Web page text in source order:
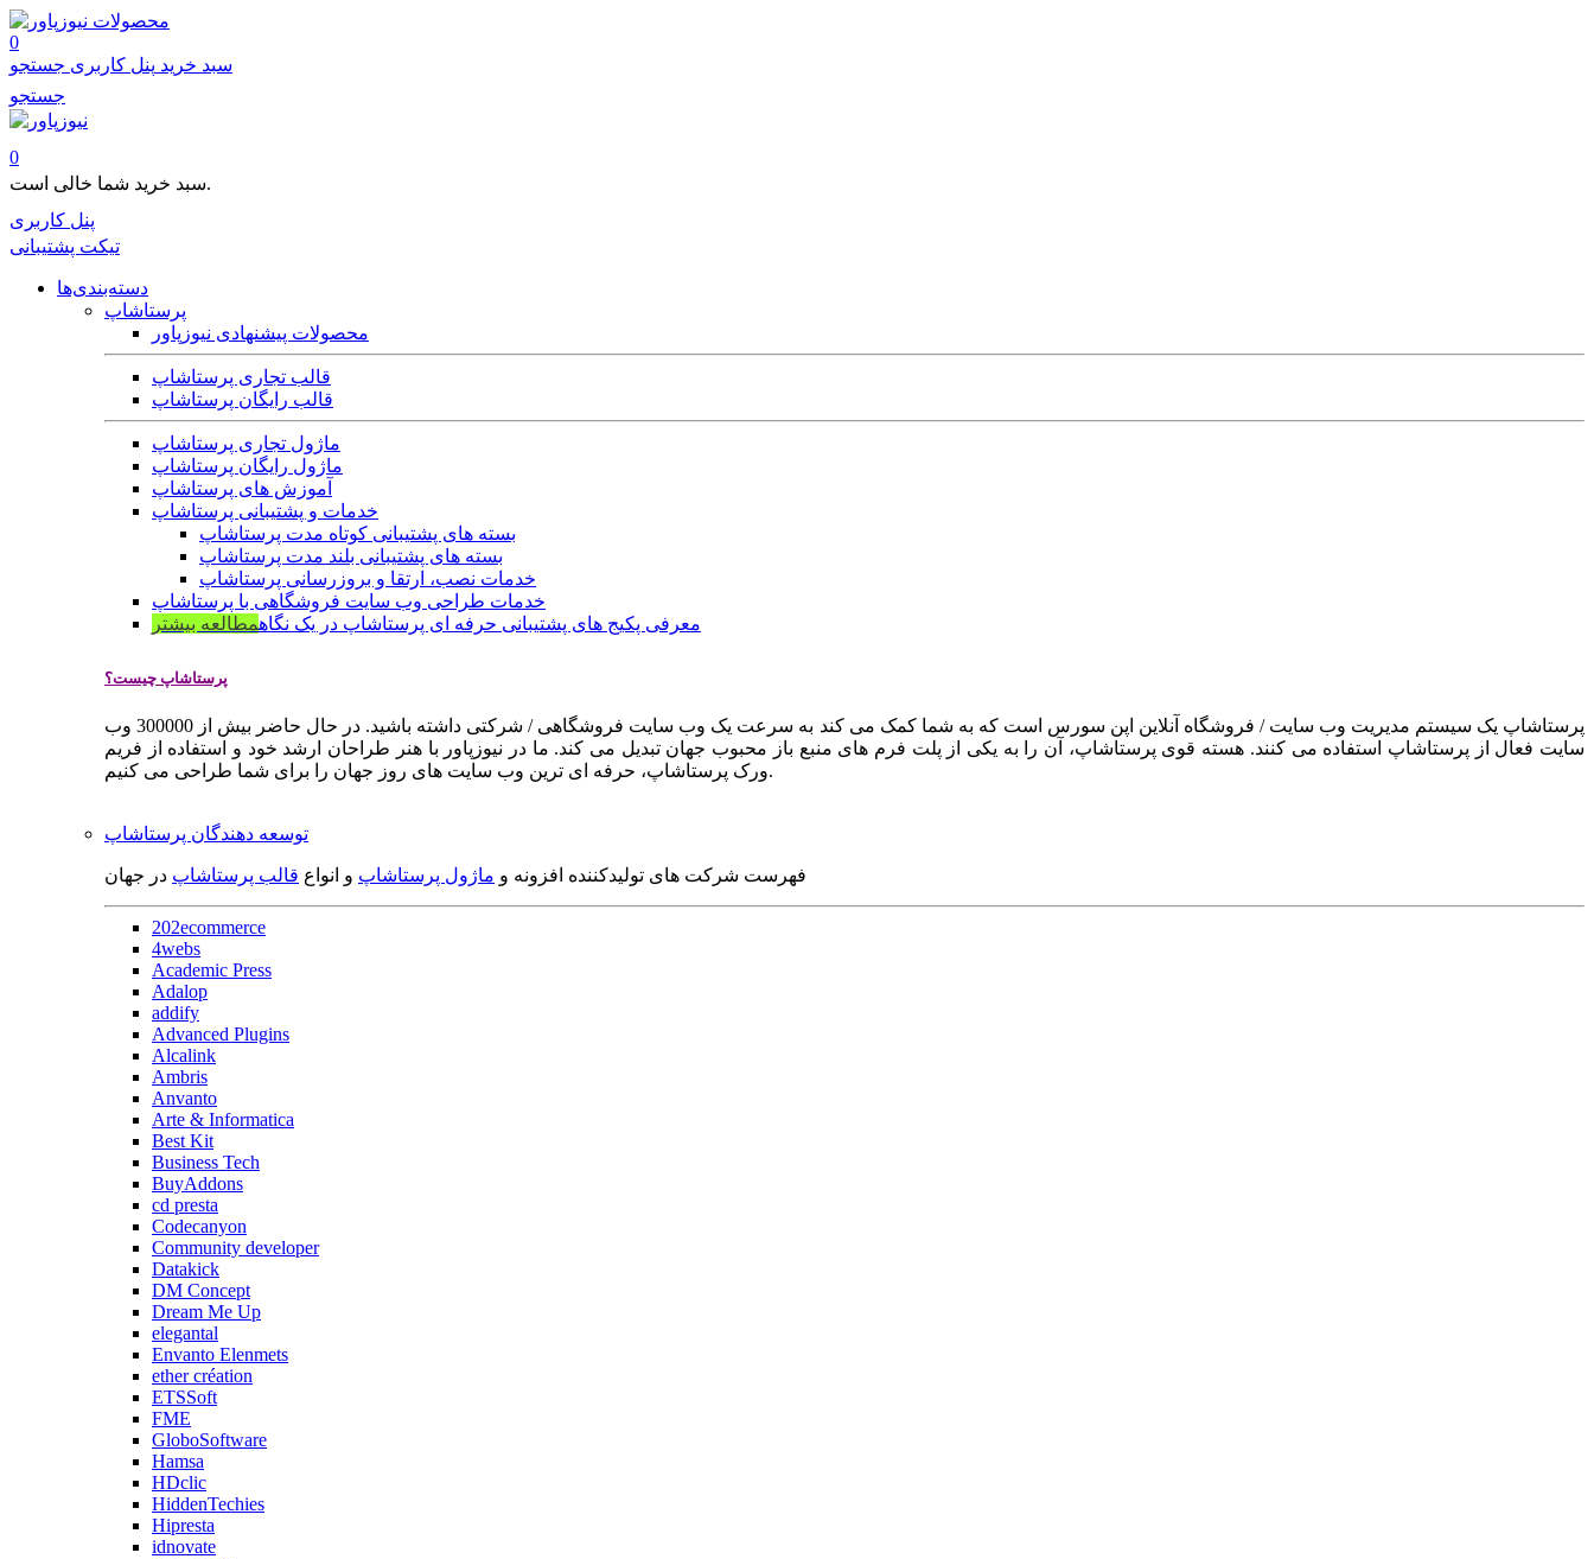
محصولات
0
سبد خرید پنل کاربری جستجو
جستجو
0
سبد خرید شما خالی است.
پنل کاربری
تیکت پشتیبانی
دسته‌بندی‌ها
پرستاشاپ
محصولات پیشنهادی نیوزپاور
قالب تجاری پرستاشاپ
قالب رایگان پرستاشاپ
ماژول تجاری پرستاشاپ
ماژول رایگان پرستاشاپ
آموزش های پرستاشاپ
خدمات و پشتیبانی پرستاشاپ
بسته های پشتیبانی کوتاه مدت پرستاشاپ
بسته های پشتیبانی بلند مدت پرستاشاپ
خدمات نصب، ارتقا و بروزرسانی پرستاشاپ
خدمات طراحی وب سایت فروشگاهی با پرستاشاپ
معرفی پکیج های پشتیبانی حرفه ای پرستاشاپ در یک نگاهمطالعه بیشتر
پرستاشاپ چیست؟
پرستاشاپ یک سیستم مدیریت وب سایت / فروشگاه آنلاین اپن سورس است که به شما کمک می کند به سرعت یک وب سایت فروشگاهی / شرکتی داشته باشید. در حال حاضر بیش از 300000 وب
سایت فعال از پرستاشاپ استفاده می کنند. هسته قوی پرستاشاپ، آن را به یکی از پلت فرم های منبع باز محبوب جهان تبدیل می کند. ما در نیوزپاور با هنر طراحان ارشد خود و استفاده از فریم
ورک پرستاشاپ، حرفه ای ترین وب سایت های روز جهان را برای شما طراحی می کنیم.
توسعه دهندگان پرستاشاپ
فهرست شرکت های تولیدکننده افزونه و ماژول پرستاشاپ و انواع قالب پرستاشاپ در جهان
202ecommerce
4webs
Academic Press
Adalop
addify
Advanced Plugins
Alcalink
Ambris
Anvanto
Arte & Informatica
Best Kit
Business Tech
BuyAddons
cd presta
Codecanyon
Community developer
Datakick
DM Concept
Dream Me Up
elegantal
Envanto Elenmets
ether création
ETSSoft
FME
GloboSoftware
Hamsa
HDclic
HiddenTechies
Hipresta
idnovate